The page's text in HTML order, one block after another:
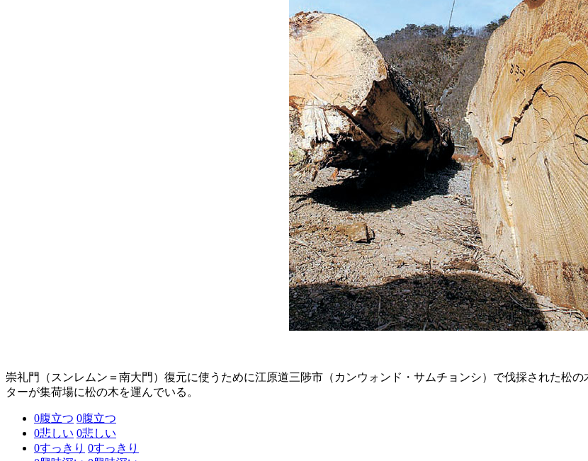
崇礼門（スンレムン＝南大門）復元に使うために江原道三陟市（カンウォンド・サムチョンシ）で伐採された松
ターが集荷場に松の木を運んでいる。
0腹立つ 0腹立つ
0悲しい 0悲しい
0すっきり 0すっきり